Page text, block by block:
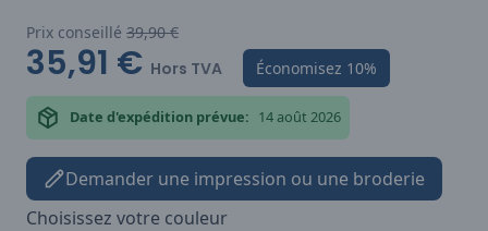
Prix conseillé 39,90 €
35,91 € Hors TVA Économisez 10%
Date d'expédition prévue: 14 août 2026
Demander une impression ou une broderie
Choisissez votre couleur